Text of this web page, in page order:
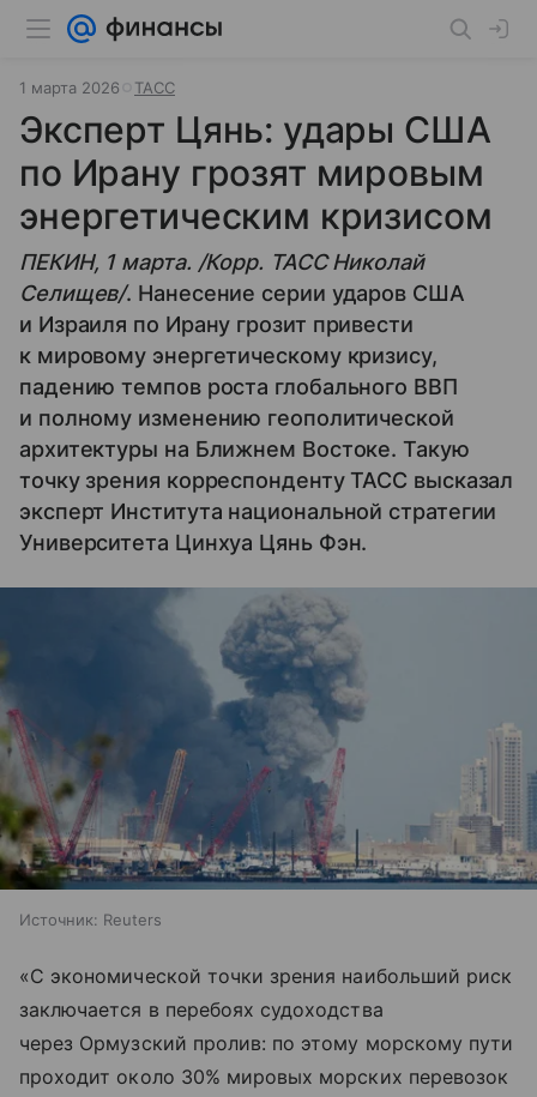
1 марта 2026 ТАСС
Эксперт Цянь: удары США
по Ирану грозят мировым
энергетическим кризисом
ПЕКИН, 1 марта. /Корр. ТАСС Николай
Селищев/. Нанесение серии ударов США
и Израиля по Ирану грозит привести
к мировому энергетическому кризису,
падению темпов роста глобального ВВП
и полному изменению геополитической
архитектуры на Ближнем Востоке. Такую
точку зрения корреспонденту ТАСС высказал
эксперт Института национальной стратегии
Университета Цинхуа Цянь Фэн.
Источник: Reuters
«С экономической точки зрения наибольший риск
заключается в перебоях судоходства
через Ормузский пролив: по этому морскому пути
проходит около 30% мировых морских перевозок